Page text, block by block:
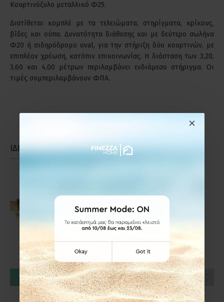
Κουρτινόξυλο μεταλλικό Φ25.
Διατίθεται κομπλέ με τα τελειώματα, στηρίγματα, κρίκους,
βίδες και ούπα. Δυνατότητα διάθεσης και με δεύτερο σωλήνα
Φ20 ή σιδηρόδρομο oval, για την στήριξη δύο κουρτινών, με
επιπλέον χρέωση, κατόπιν επικοινωνίας. Η διάσταση των 3,20,
3,60 και 4,00 μέτρων περιλαμβάνει ενδιάμεσο στήριγμα. Οι
τιμές συμπεριλαμβάνουν ΦΠΑ.
ΙΔΙΑΣ ΚΑΤΗΓΟΡΙΑΣ ΙΔΙΑΣ ΕΤΑΙΡΕΙΑΣ
Frans Interior Design
ΚΑΛΆΘΙ
Frans Interior Design
ΚΑΛΆΘΙ